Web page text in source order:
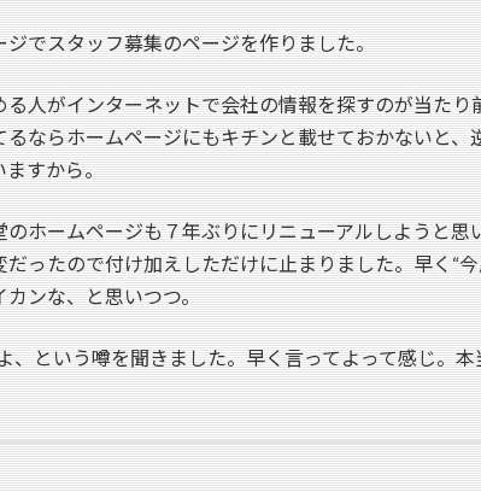
ジでスタッフ募集のページを作りました。
る人がインターネットで会社の情報を探すのが当たり
るならホームページにもキチンと載せておかないと、
ますから。
のホームページも７年ぶりにリニューアルしようと思
ったので付け加えしただけに止まりました。早く“今
カンな、と思いつつ。
という噂を聞きました。早く言ってよって感じ。本